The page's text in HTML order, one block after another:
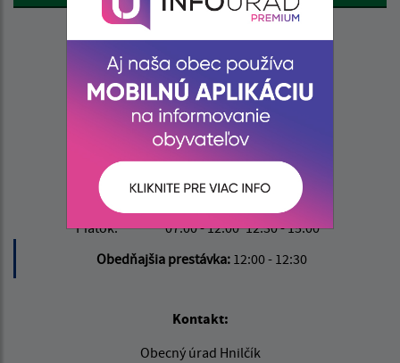
Úradné hodiny:
Čas doobedaČas poobede
07:00 - 12:00 12:30 - 15:00
Utorok:
07:00 - 12:00 12:30 - 15:00
Streda:
07:00 - 12:00 12:30 - 15:00
Štvrtok:
12:30 - 15:00
Piatok:
07:00 - 12:00 12:30 - 15:00
Obedňajšia prestávka: 12:00 - 12:30
Kontakt:
Obecný úrad Hnilčík